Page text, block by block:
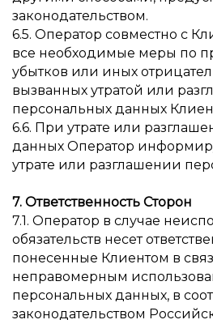
законодательством.
6.5. Оператор совместно с
все необходимые меры по
убытков или иных
вызванных утратой или
персональных данных
6.6. При утрате или
данных Оператор
утрате или разглашении
7. Ответственность Сторон
7.1. Оператор в случае
обязательств несет
понесенные Клиентом в
неправомерным
персональных данных, в
законодательством